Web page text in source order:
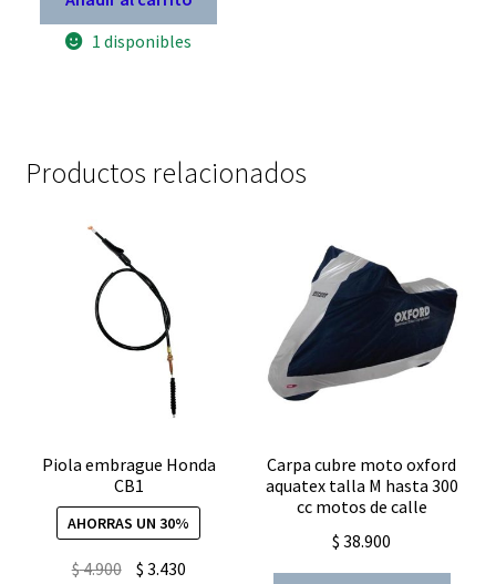
1 disponibles
Productos relacionados
Piola embrague Honda
CB1
AHORRAS UN 30%
$4.900 El$ 3.430El
Carpa cubre moto oxford
aquatex talla M hasta 300
cc motos de calle
$ 38.900